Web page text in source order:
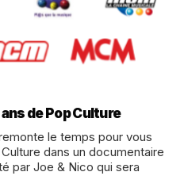
de Pop Culture
dans un documentaire
par Joe & Nico qui sera